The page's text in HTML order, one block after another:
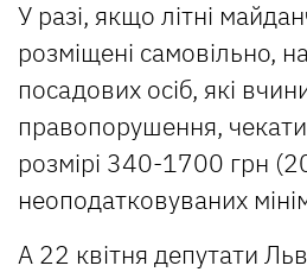
У разі, якщо літні
розміщені самовільно,
посадових осіб, які
правопорушення,
розмірі 340-1700 грн
неоподатковуваних
А 22 квітня депутати